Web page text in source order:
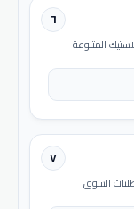
٦
المتنوعة
٧
السوق